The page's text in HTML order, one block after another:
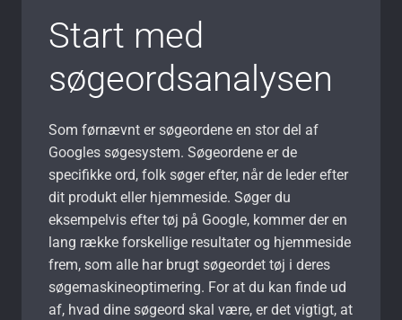
Start med
søgeordsanalysen
Som førnævnt er søgeordene en stor del af
Googles søgesystem. Søgeordene er de
specifikke ord, folk søger efter, når de leder efter
dit produkt eller hjemmeside. Søger du
eksempelvis efter tøj på Google, kommer der en
lang række forskellige resultater og hjemmeside
frem, som alle har brugt søgeordet tøj i deres
søgemaskineoptimering. For at du kan finde ud
af, hvad dine søgeord skal være, er det vigtigt, at